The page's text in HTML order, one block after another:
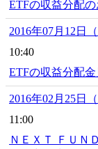
ETFの収益分配
2016年07月12日（
10:40
ETFの収益分配
2016年02月25日（
11:00
ＮＥＸＴ ＦＵＮ